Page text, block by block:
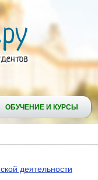
ОБУЧЕНИЕ И КУРСЫ
деятельности